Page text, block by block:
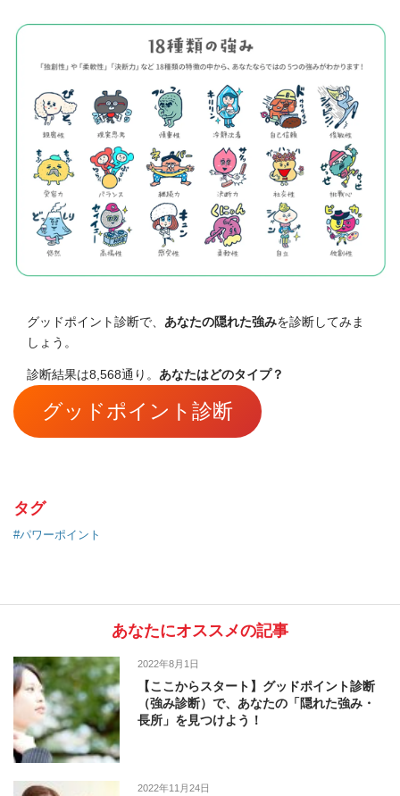
グッドポイント診断で、 あなたの隠れた強みを診断してみま
しょう。
診断結果は8,568通り。 あなたはどのタイプ？
グッドポイント診断
タグ
#パワーポイント
あなたにオススメの記事
2022年8月1日
【ここからスタート】グッドポイント診断
（強み診断）で、あなたの「隠れた強み・
長所」を見つけよう！
2022年11月24日